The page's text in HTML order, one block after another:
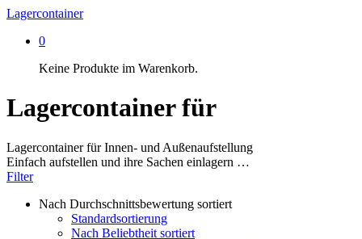
Lagercontainer
0
Keine Produkte im Warenkorb.
Lagercontainer für
Lagercontainer für Innen- und Außenaufstellung
Einfach aufstellen und ihre Sachen einlagern …
Filter
Nach Durchschnittsbewertung sortiert
Standardsortierung
Nach Beliebtheit sortiert